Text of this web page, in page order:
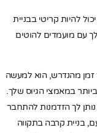
להיות קריטי בבניית
עם מועמדים להוטים
זמן מהנדרש, הוא למעשה
במאמצי הגיוס שלך.
לך הזדמנות להתחבר
בניית קרבה בתקווה